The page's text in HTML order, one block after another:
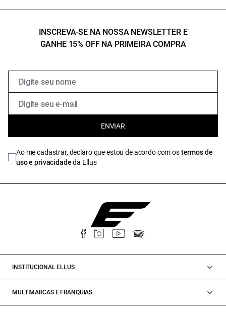
INSCREVA-SE NA NOSSA NEWSLETTER E
GANHE 15% OFF NA PRIMEIRA COMPRA
ENVIAR
Ao me cadastrar, declaro que estou de acordo com ostermos de
uso e privacidadeda Ellus
INSTITUCIONAL ELLUS
MULTIMARCAS E FRANQUIAS